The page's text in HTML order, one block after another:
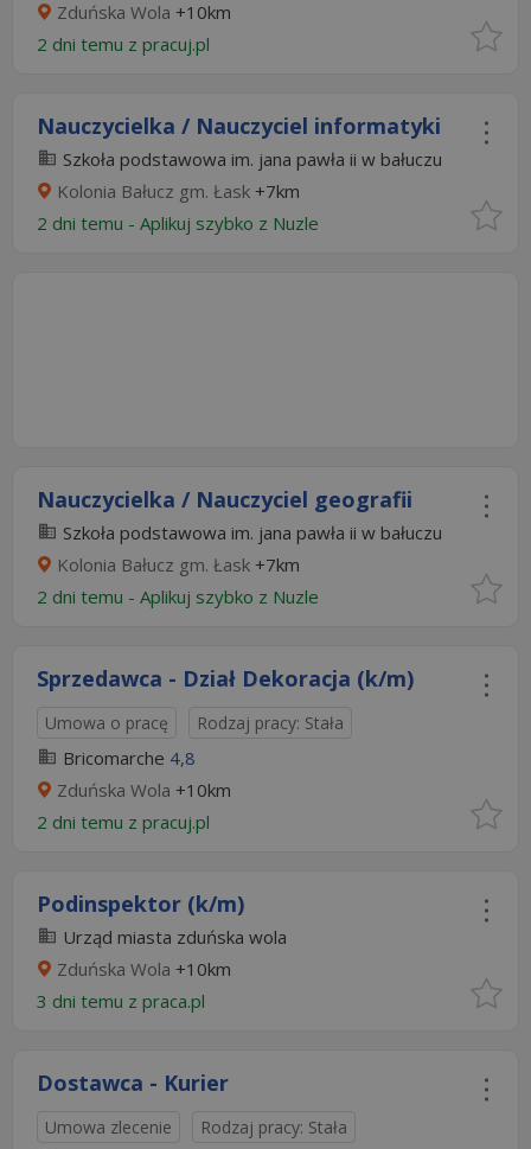
Zduńska Wola +10km
2 dni temu z pracuj.pl
Nauczycielka / Nauczyciel informatyki
Szkoła podstawowa im. jana pawła ii w bałuczu
Kolonia Bałucz gm. Łask +7km
2 dni temu - Aplikuj szybko z Nuzle
Nauczycielka / Nauczyciel geografii
Szkoła podstawowa im. jana pawła ii w bałuczu
Kolonia Bałucz gm. Łask +7km
2 dni temu - Aplikuj szybko z Nuzle
Sprzedawca - Dział Dekoracja (k/m)
Umowa o pracę Rodzaj pracy: Stała
Bricomarche 4,8
Zduńska Wola +10km
2 dni temu z pracuj.pl
Podinspektor (k/m)
Urząd miasta zduńska wola
Zduńska Wola +10km
3 dni temu z praca.pl
Dostawca - Kurier
Umowa zlecenie Rodzaj pracy: Stała